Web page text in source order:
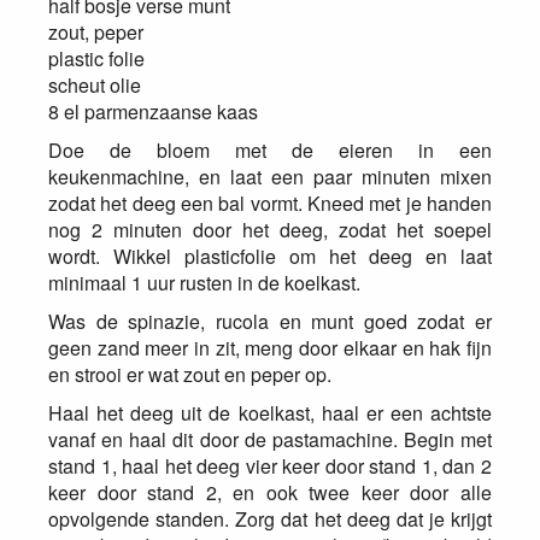
zout, peper
plastic folie
scheut olie
8 el parmenzaanse kaas
Doe de bloem met de eieren in een
keukenmachine, en laat een paar minuten mixen
zodat het deeg een bal vormt. Kneed met je handen
nog 2 minuten door het deeg, zodat het soepel
wordt. Wikkel plasticfolie om het deeg en laat
minimaal 1 uur rusten in de koelkast.
Was de spinazie, rucola en munt goed zodat er
geen zand meer in zit, meng door elkaar en hak fijn
en strooi er wat zout en peper op.
Haal het deeg uit de koelkast, haal er een achtste
vanaf en haal dit door de pastamachine. Begin met
stand 1, haal het deeg vier keer door stand 1, dan 2
keer door stand 2, en ook twee keer door alle
opvolgende standen. Zorg dat het deeg dat je krijgt